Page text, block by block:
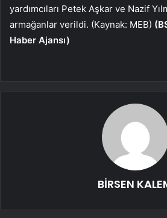
yardımcıları Petek Aşkar ve Nazif
armağanlar verildi. (Kaynak: MEB)
Haber Ajansı)
BİRSEN